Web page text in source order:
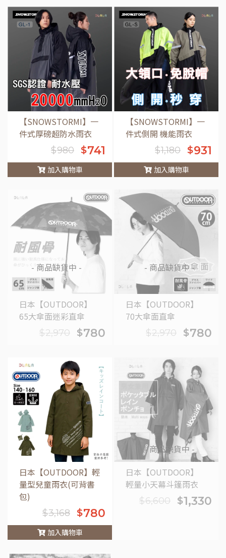
【SNOWSTORMI】一
件式厚磅超防水雨衣
$980 $741
加入購物車
【SNOWSTORMI】一
件式側開 機能雨衣
$1,180 $931
加入購物車
日本【OUTDOOR】
65大傘面迷彩直傘
$2,970 $780
- 商品缺貨中 -
日本【OUTDOOR】
70大傘面直傘
$2,970 $780
- 商品缺貨中 -
日本【OUTDOOR】輕
量型兒童雨衣(可背書
包)
$3,168 $780
加入購物車
日本【OUTDOOR】
輕量小天幕斗篷雨衣
$6,600 $1,330
- 商品缺貨中 -